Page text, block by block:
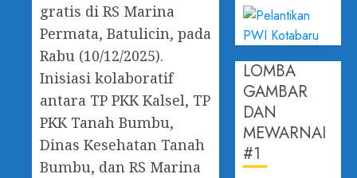
gratis di RS Marina
Permata, Batulicin, pada
Rabu (10/12/2025).
Inisiasi kolaboratif
antara TP PKK Kalsel, TP
PKK Tanah Bumbu,
Dinas Kesehatan Tanah
Bumbu, dan RS Marina
LOMBA
GAMBAR
DAN
MEWARNAI
#1